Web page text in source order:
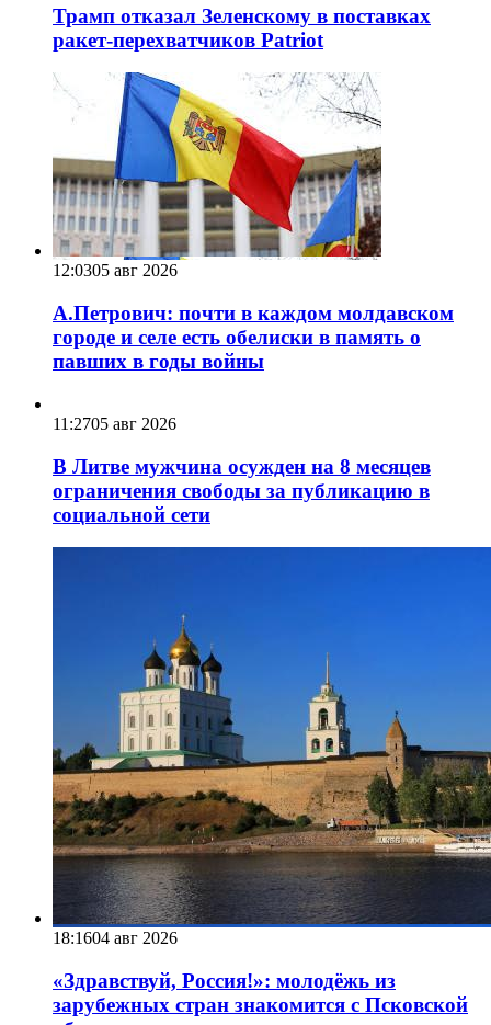
Трамп отказал Зеленскому в поставках
ракет-перехватчиков Patriot
12:0305 авг 2026
А.Петрович: почти в каждом молдавском
городе и селе есть обелиски в память о
павших в годы войны
11:2705 авг 2026
В Литве мужчина осужден на 8 месяцев
ограничения свободы за публикацию в
социальной сети
18:1604 авг 2026
«Здравствуй, Россия!»: молодёжь из
зарубежных стран знакомится с Псковской